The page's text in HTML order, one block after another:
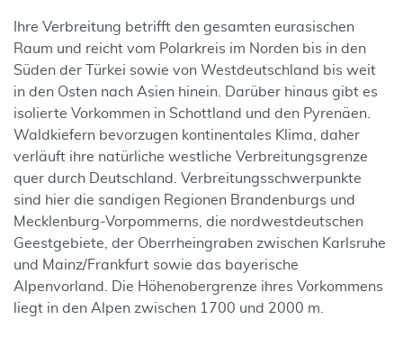
Ihre Verbreitung betrifft den gesamten eurasischen
Raum und reicht vom Polarkreis im Norden bis in den
Süden der Türkei sowie von Westdeutschland bis weit
in den Osten nach Asien hinein. Darüber hinaus gibt es
isolierte Vorkommen in Schottland und den Pyrenäen.
Waldkiefern bevorzugen kontinentales Klima, daher
verläuft ihre natürliche westliche Verbreitungsgrenze
quer durch Deutschland. Verbreitungsschwerpunkte
sind hier die sandigen Regionen Brandenburgs und
Mecklenburg-Vorpommerns, die nordwestdeutschen
Geestgebiete, der Oberrheingraben zwischen Karlsruhe
und Mainz/Frankfurt sowie das bayerische
Alpenvorland. Die Höhenobergrenze ihres Vorkommens
liegt in den Alpen zwischen 1700 und 2000 m.